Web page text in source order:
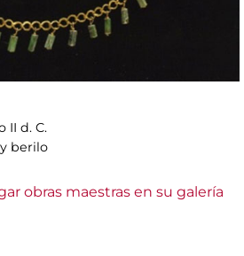
II d. C.
berilo
obras maestras en su galería